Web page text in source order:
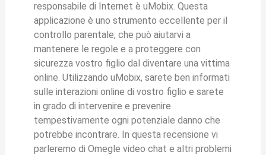
responsabile di Internet è uMobix. Questa
applicazione è uno strumento eccellente per il
controllo parentale, che può aiutarvi a
mantenere le regole e a proteggere con
sicurezza vostro figlio dal diventare una vittima
online. Utilizzando uMobix, sarete ben informati
sulle interazioni online di vostro figlio e sarete
in grado di intervenire e prevenire
tempestivamente ogni potenziale danno che
potrebbe incontrare. In questa recensione vi
parleremo di Omegle video chat e altri problemi